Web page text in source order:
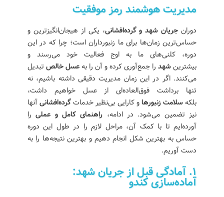
زنبورعسل
8.2. مدیریت بیماری‌ها: جلوگیری از تلفات بزرگ در
کلنی‌ها
9. 8. ثبت دقیق سوابق و رکورد کندوها
9.1. پیگیری تولید عسل: کلنی‌های پربازده خود را
شناسایی کنید
9.2. نظارت بر عملکرد ملکه: بدانید چه زمانی ملکه را
تعویض کنید
9.3. ثبت موارد بیماری: پیش از وقوع مشکلات آماده
باشید
10. 9. برداشت عسل: زمان‌بندی کلید موفقیت است
10.1. چگونگی برداشت عسل
10.2. کنترل کیفی عسل
11. 10. اقدامات پس از جریان شهد
12. نتیجه‌گیری
مدیریت هوشمند رمز موفقیت
دوران جریان شهد و گرده‌افشانی، یکی از هیجان‌انگیزترین و
حساس‌ترین زمان‌ها برای ما زنبورداران است؛ چرا که در این
دوره، کلنی‌های ما به اوج فعالیت خود می‌رسند و
بیشترینشهد را جمع‌آوری کرده و آن را بهعسل خالص تبدیل
می‌کنند. اگر در این زمان مدیریت دقیقی داشته باشیم، نه
تنها برداشت فوق‌العاده‌ای از عسل خواهیم داشت،
بلکهسلامت زنبورهاو کارایی بی‌نظیر خدماتگرده‌افشانیآنها
نیز تضمین می‌شود. در ادامه، راهنمای کامل و عملیرا
آورده‌ایم تا با کمک آن، مراحل لازم را در طول این دوره
حساس به بهترین شکل انجام دهیم و بهترین نتیجه‌ها را به
دست آوریم.
۱. آمادگی قبل از جریان شهد:
آماده‌سازی کندو